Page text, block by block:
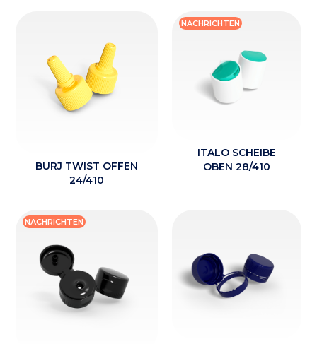
BURJ TWIST OFFEN
24/410
NACHRICHTEN
ITALO SCHEIBE
OBEN 28/410
NACHRICHTEN